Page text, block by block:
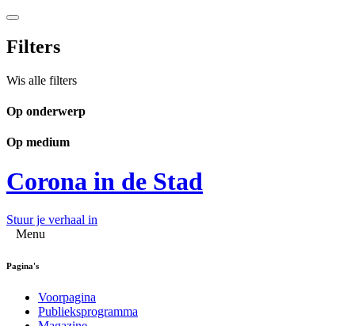
Filters
Wis alle filters
Op onderwerp
Op medium
Corona in de Stad
Stuur je verhaal in
Menu
Pagina's
Voorpagina
Publieksprogramma